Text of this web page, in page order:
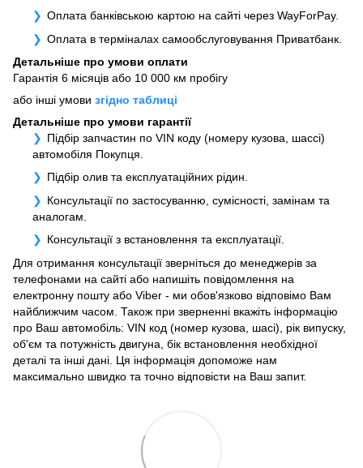
Оплата банківською картою на сайті через WayForPay.
Оплата в терміналах самообслуговування Приватбанк.
Детальніше про умови оплати
Гарантія 6 місяців або 10 000 км пробігу
або інші умови згідно таблиці
Детальніше про умови гарантії
Підбір запчастин по VIN коду (номеру кузова, шассі)
автомобіля Покупця.
Підбір олив та експлуатаційних рідин.
Консультації по застосуванню, сумісності, замінам та
аналогам.
Консультації з встановлення та експлуатації.
Для отримання консультації зверніться до менеджерів за
телефонами на сайті або напишіть повідомлення на
електронну пошту або Viber - ми обов'язково відповімо Вам
найближчим часом. Також при зверненні вкажіть інформацію
про Ваш автомобіль: VIN код (номер кузова, шасі), рік випуску,
об'єм та потужність двигуна, бік встановлення необхідної
деталі та інші дані. Ця інформація допоможе нам
максимально швидко та точно відповісти на Ваш запит.